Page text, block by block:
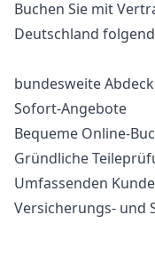
Buchen Sie mit
Deutschland
bundesweite
Sofort-Angebote
Bequeme Online-
Gründliche
Umfassenden
Versicherungs- und